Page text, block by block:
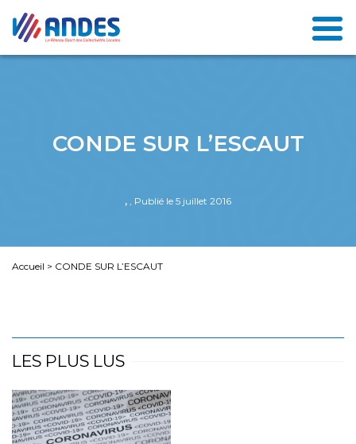
CONDE SUR L’ESCAUT
, , Publié le 5 juillet 2016
Accueil > CONDE SUR L’ESCAUT
LES PLUS LUS